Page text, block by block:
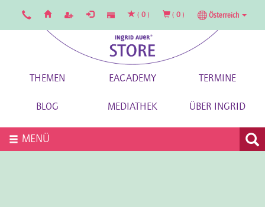
( 0 ) ( 0 ) Österreich
THEMEN EACADEMY TERMINE
BLOG MEDIATHEK ÜBER INGRID
MENÜ